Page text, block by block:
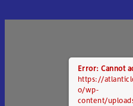
Error: Cannot
https://
o/wp-
content/